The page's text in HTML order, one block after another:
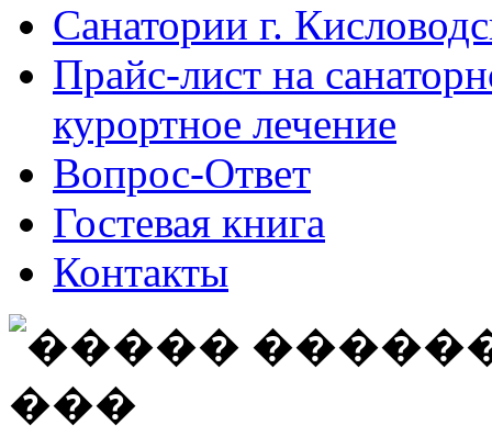
Санатории г.
Прайс-лист на
курортное лечение
Вопрос-Ответ
Гостевая книга
Контакты